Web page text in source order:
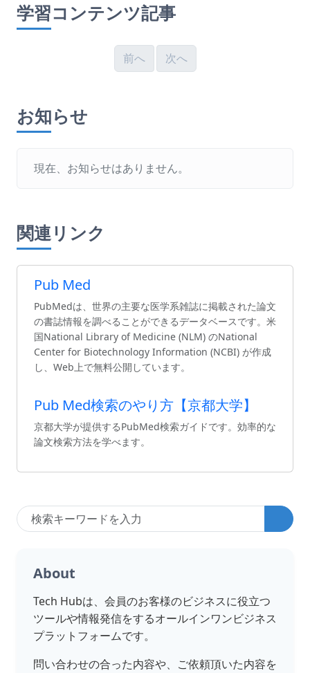
学習コンテンツ記事
前へ 次へ
お知らせ
現在、お知らせはありません。
関連リンク
Pub Med
PubMedは、世界の主要な医学系雑誌に掲載された論文
の書誌情報を調べることができるデータベースです。米
国National Library of Medicine (NLM) のNational
Center for Biotechnology Information (NCBI) が作成
し、Web上で無料公開しています。
Pub Med検索のやり方【京都大学】
京都大学が提供するPubMed検索ガイドです。効率的な
論文検索方法を学べます。
About
Tech Hubは、会員のお客様のビジネスに役立つ
ツールや情報発信をするオールインワンビジネス
プラットフォームです。
問い合わせの合った内容や、ご依頼頂いた内容を